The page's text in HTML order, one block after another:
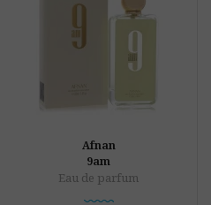
Afnan
9am
Eau de parfum